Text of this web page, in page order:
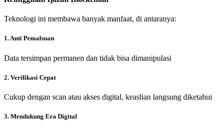
Teknologi ini membawa banyak manfaat, di antaranya:
1. Anti Pemalsuan
Data tersimpan permanen dan tidak bisa dimanipulasi
2. Verifikasi Cepat
Cukup dengan scan atau akses digital, keaslian langsung diketahui
3. Mendukung Era Digital